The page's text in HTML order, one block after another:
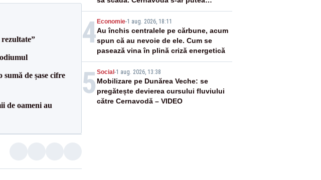
de șase cifre
de oameni au
închide în 4 zile
4 Economie-1 aug. 2026, 18:11
Au închis centralele pe cărbune, acum
spun că au nevoie de ele. Cum se
pasează vina în plină criză energetică
5 Social -1 aug. 2026, 13:38
Mobilizare pe Dunărea Veche: se
pregătește devierea cursului fluviului
către Cernavodă – VIDEO